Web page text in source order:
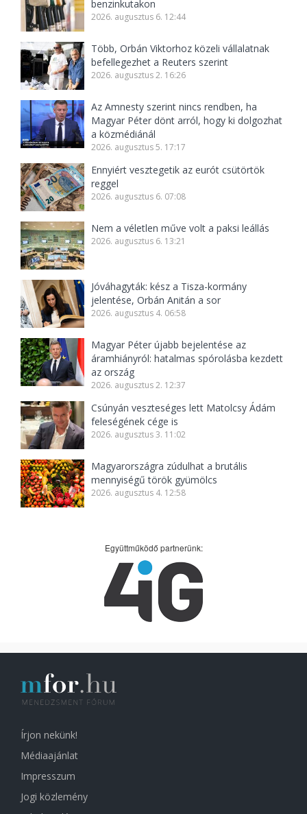
benzinkutakon
2026. augusztus 6. 12:44
Több, Orbán Viktorhoz közeli vállalatnak
befellegezhet a Reuters szerint
2026. augusztus 2. 16:26
Az Amnesty szerint nincs rendben, ha
Magyar Péter dönt arról, hogy ki dolgozhat
a közmédiánál
2026. augusztus 5. 17:17
Ennyiért vesztegetik az eurót csütörtök
reggel
2026. augusztus 6. 07:08
Nem a véletlen műve volt a paksi leállás
2026. augusztus 6. 13:21
Jóváhagyták: kész a Tisza-kormány
jelentése, Orbán Anitán a sor
2026. augusztus 4. 06:58
Magyar Péter újabb bejelentése az
áramhiányról: hatalmas spórolásba kezdett
az ország
2026. augusztus 2. 12:37
Csúnyán veszteséges lett Matolcsy Ádám
feleségének cége is
2026. augusztus 3. 11:02
Magyarországra zúdulhat a brutális
mennyiségű török gyümölcs
2026. augusztus 4. 12:58
Együttműködő partnerünk:
Írjon nekünk!
Médiaajánlat
Impresszum
Jogi közlemény